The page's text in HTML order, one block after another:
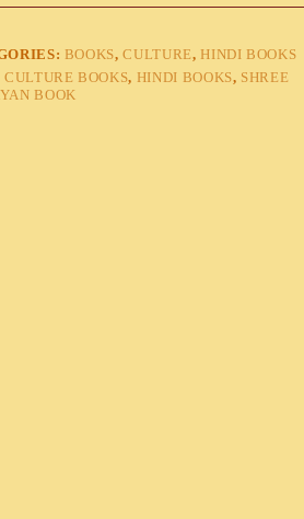
BOOKS,CULTURE,HINDI BOOKS
CULTURE BOOKS, HINDI BOOKS, SHREE
BOOK